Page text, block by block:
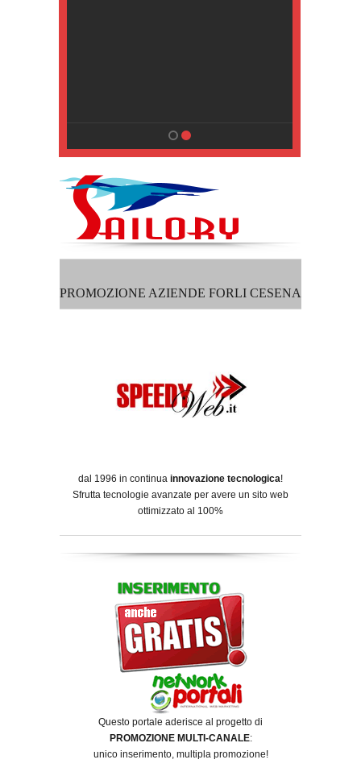
PROMOZIONE AZIENDE FORLI CESENA
dal 1996 in continua innovazione tecnologica!
Sfrutta tecnologie avanzate per avere un sito web
ottimizzato al 100%
Questo portale aderisce al progetto di
PROMOZIONE MULTI-CANALE:
unico inserimento, multipla promozione!